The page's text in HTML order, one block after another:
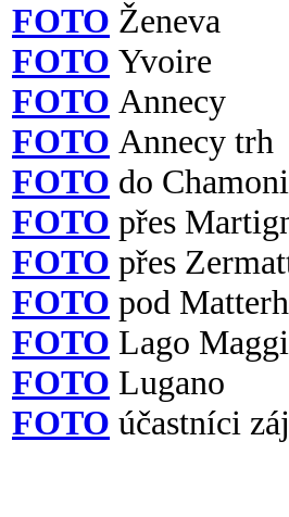
FOTO Ženeva
FOTO Yvoire
FOTO Annecy
FOTO Annecy trh
FOTO do
FOTO přes
FOTO přes
FOTO pod
FOTO Lago
FOTO Lugano
FOTO účastníci